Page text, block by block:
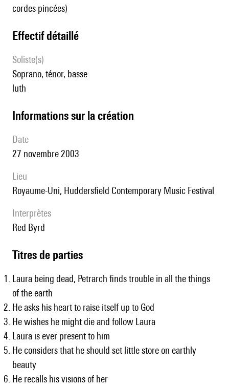
cordes pincées)
effectif détaillé
Soliste(s)
soprano, ténor, basse
luth
informations sur la création
date
27 novembre 2003
lieu
Royaume-Uni, Huddersfield Contemporary Music Festival
interprètes
Red Byrd
Titres de parties
Laura being dead, Petrarch finds trouble in all the things
of the earth
He asks his heart to raise itself up to God
He wishes he might die and follow Laura
Laura is ever present to him
He considers that he should set little store on earthly
beauty
He recalls his visions of her